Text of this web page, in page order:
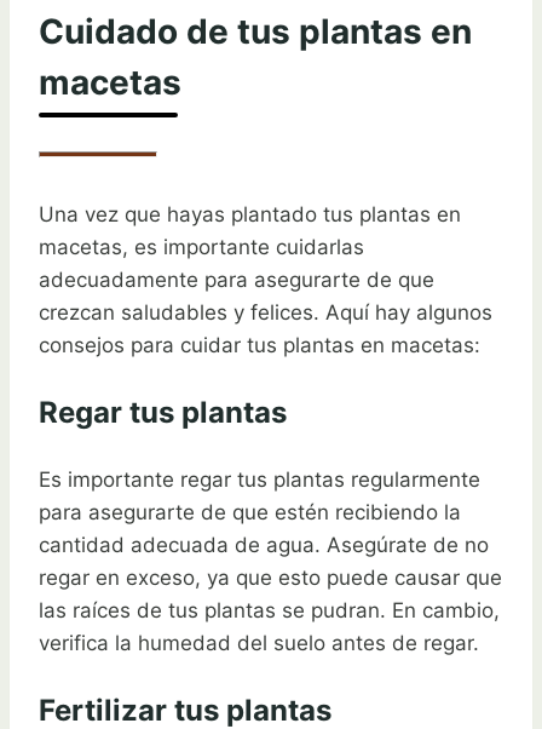
Cuidado de tus plantas en
macetas
Una vez que hayas plantado tus plantas en
macetas, es importante cuidarlas
adecuadamente para asegurarte de que
crezcan saludables y felices. Aquí hay algunos
consejos para cuidar tus plantas en macetas:
Regar tus plantas
Es importante regar tus plantas regularmente
para asegurarte de que estén recibiendo la
cantidad adecuada de agua. Asegúrate de no
regar en exceso, ya que esto puede causar que
las raíces de tus plantas se pudran. En cambio,
verifica la humedad del suelo antes de regar.
Fertilizar tus plantas